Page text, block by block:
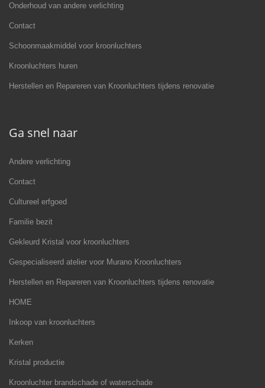
Onderhoud van andere verlichting
Contact
Schoonmaakmiddel voor kroonluchters
Kroonluchters huren
Herstellen en Repareren van Kroonluchters tijdens renovatie
Ga snel naar
Andere verlichting
Contact
Cultureel erfgoed
Familie bezit
Gekleurd Kristal voor kroonluchters
Gespecialiseerd atelier voor Murano Kroonluchters
Herstellen en Repareren van Kroonluchters tijdens renovatie
HOME
Inkoop van kroonluchters
Kerken
Kristal productie
Kroonluchter brandschade of waterschade